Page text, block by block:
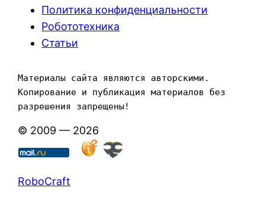
Политика конфиденциальности
Робототехника
Статьи
Материалы сайта являются авторскими.
Копирование и публикация материалов без
разрешения запрещены!
© 2009 — 2026
RoboCraft